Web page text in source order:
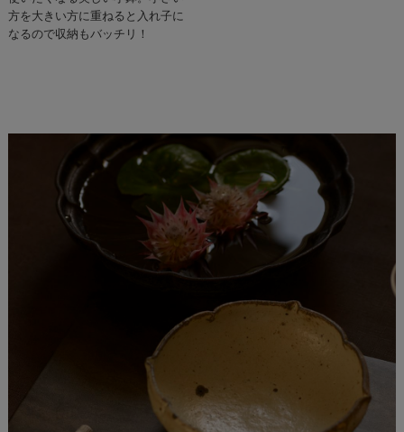
方を大きい方に重ねると入れ子に
なるので収納もバッチリ！